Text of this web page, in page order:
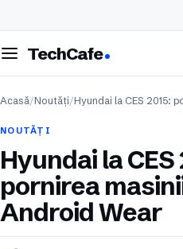
meniul
TechCafe
Acasă/Noutăți/Hyundai la CES 2015:
NOUTĂȚI
Hyundai la CES
pornirea
Android Wear